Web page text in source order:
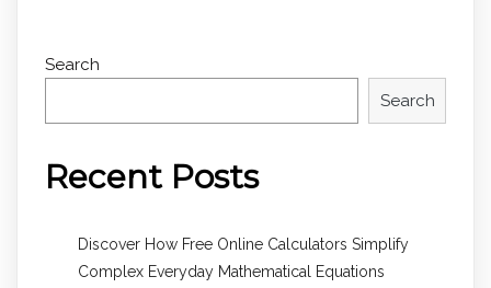
Search
Search
Recent Posts
Discover How Free Online Calculators Simplify
Complex Everyday Mathematical Equations